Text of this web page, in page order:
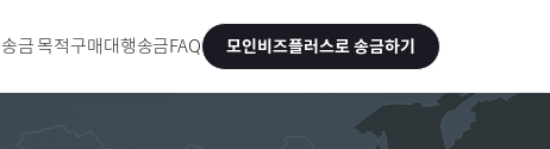
송금 목적구매대행송금FAQ 모인비즈플러스로 송금하기